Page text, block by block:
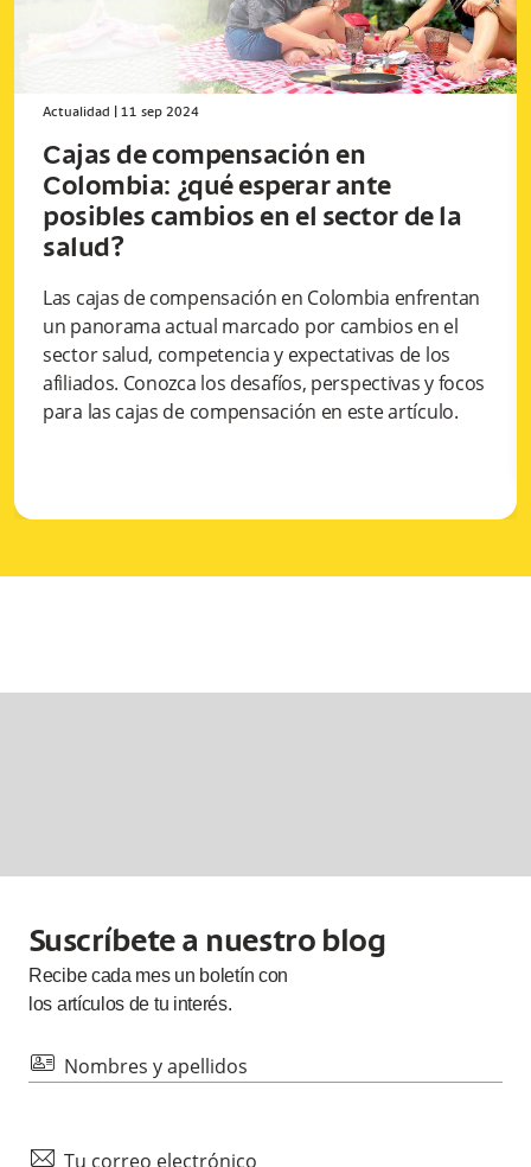
Actualidad 11 sep 2024
Cajas de compensación en
Colombia: ¿qué esperar ante
posibles cambios en el sector de la
salud?
Las cajas de compensación en Colombia enfrentan
un panorama actual marcado por cambios en el
sector salud, competencia y expectativas de los
afiliados. Conozca los desafíos, perspectivas y focos
para las cajas de compensación en este artículo.
Suscríbete a nuestro blog
Recibe cada mesun boletín con
los artículos de tu interés.
id Nombres y apellidos
mail Tu correo electrónico